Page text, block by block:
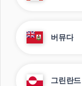
버뮤다
그린란드